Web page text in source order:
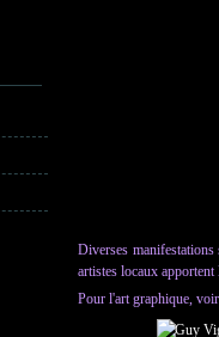
Diverses manifestations
artistes locaux
Pour l'art graphique,